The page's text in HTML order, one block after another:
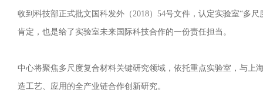
收到科技部正式批文国科发外（2018）54号文件，认定实验室“多
肯定，也是给了实验室未来国际科技合作的一份责任担当。
中心将聚焦多尺度复合材料关键研究领域，依托重点实验室，与
造工艺、应用的全产业链合作创新研究。